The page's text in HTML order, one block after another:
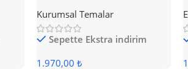
Kurumsal Temalar
Sepette Ekstra indirim
1.970,00 ₺